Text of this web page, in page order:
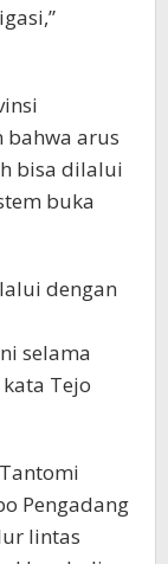
bahwa arus
bisa dilalui
buka
dengan
selama
Tejo
Pengadang
lintas